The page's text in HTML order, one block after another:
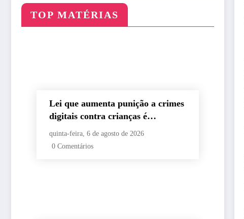
TOP MATÉRIAS
Lei que aumenta punição a crimes
digitais contra crianças é
sancionada
quinta-feira, 6 de agosto de 2026
0 Comentários